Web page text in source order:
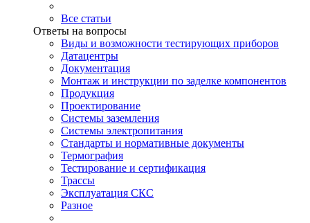
Все статьи
Ответы на вопросы
Виды и возможности тестирующих приборов
Датацентры
Документация
Монтаж и инструкции по заделке компонентов
Продукция
Проектирование
Системы заземления
Системы электропитания
Стандарты и нормативные документы
Термография
Тестирование и сертификация
Трассы
Эксплуатация СКС
Разное